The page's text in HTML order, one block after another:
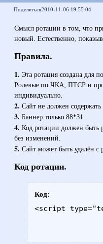
Поделиться2010-11-06 19:55:04
Смысл ротации в том, что
новый. Естественно,
Правила.
1. Эта ротация создана для
Ролевые по ЧКА, ПТСР и
индивидуально.
2. Сайт не должен
3. Баннер только 88*31.
4. Код ротации должен быть
без изменений.
5. Сайт может быть удалён с
Код ротации.
Код:
<script